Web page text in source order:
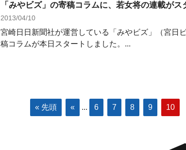
「みやビズ」の寄稿コラムに、若女将の連載がス
2013/04/10
宮崎日日新聞社が運営している「みやビズ」（宮日
稿コラムが本日スタートしました。...
« 先頭 « ... 6 7 8 9 10